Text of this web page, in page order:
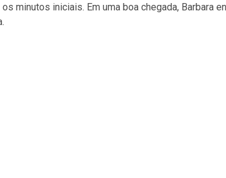
minutos iniciais. Em uma boa chegada, Barbara